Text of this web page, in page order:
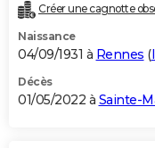
Créer une cagnotte
Naissance
04/09/1931 à Rennes (
Décès
01/05/2022 à Sainte-